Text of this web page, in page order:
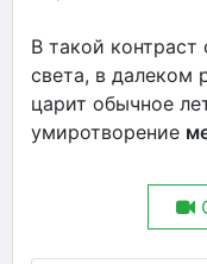
В такой
света, в далеком
царит обычное
умиротворение